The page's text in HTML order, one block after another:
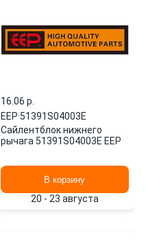
16.06 p.
EEP·51391S04003E
Сайлентблок нижнего
рычага 51391S04003E EEP
В корзину
20 - 23 августа